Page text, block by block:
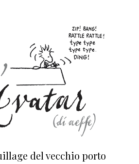
del vecchio porto